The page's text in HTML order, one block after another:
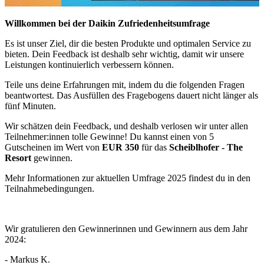
Willkommen bei der Daikin Zufriedenheitsumfrage
Es ist unser Ziel, dir die besten Produkte und optimalen Service zu
bieten. Dein Feedback ist deshalb sehr wichtig, damit wir unsere
Leistungen kontinuierlich verbessern können.
Teile uns deine Erfahrungen mit, indem du die folgenden Fragen
beantwortest. Das Ausfüllen des Fragebogens dauert nicht länger als
fünf Minuten.
Wir schätzen dein Feedback, und deshalb verlosen wir unter allen
Teilnehmer:innen tolle Gewinne! Du kannst einen von 5
Gutscheinen im Wert von EUR 350 für das Scheiblhofer - The
Resort gewinnen.
Mehr Informationen zur aktuellen Umfrage 2025 findest du in den
Teilnahmebedingungen.
Wir gratulieren den Gewinnerinnen und Gewinnern aus dem Jahr
2024:
- Markus K.